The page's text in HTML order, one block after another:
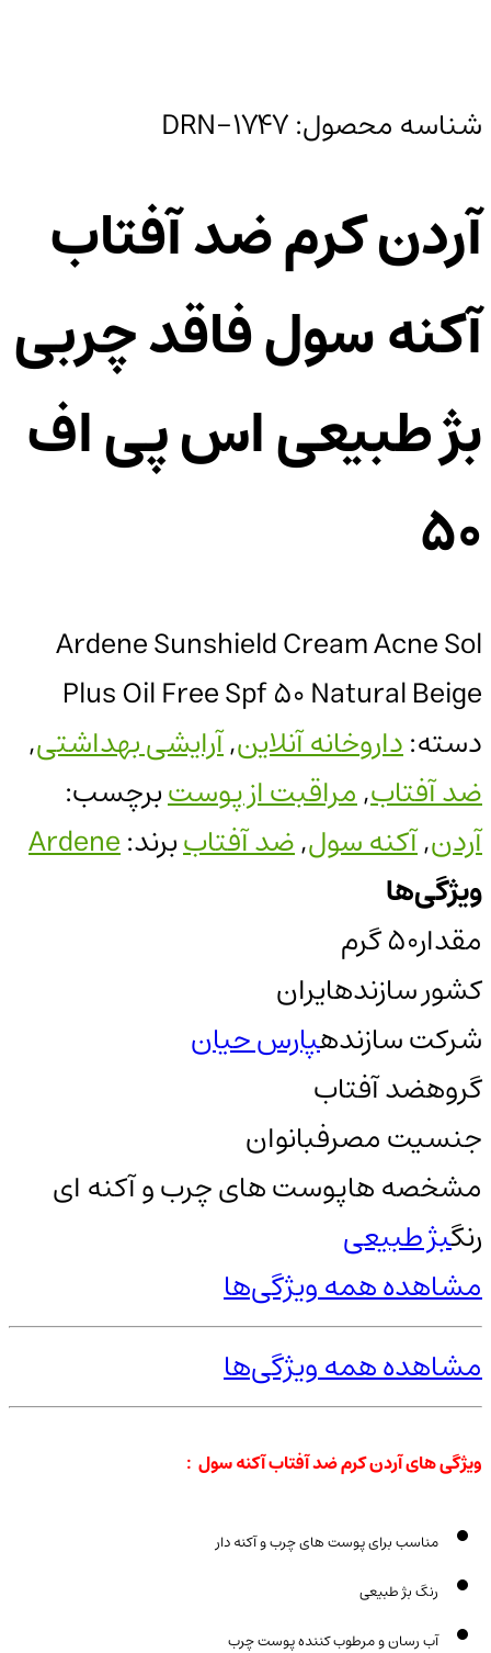
شناسه محصول:DRN-1747
آردن کرم ضد آفتاب
آکنه سول فاقد چربی
بژ طبیعی اس پی اف
50
Ardene Sunshield Cream Acne Sol
Plus Oil Free Spf 50 Natural Beige
دسته:داروخانه آنلاین,آرایشی بهداشتی,
ضد آفتاب,مراقبت از پوستبرچسب:
آردن,آکنه سول,ضد آفتاببرند:Ardene
ویژگی‌ها
مقدار50 گرم
کشور سازندهایران
شرکت سازندهپارس حیان
گروهضد آفتاب
جنسیت مصرفبانوان
مشخصه هاپوست های چرب و آکنه ای
رنگبژ طبیعی
مشاهده همه ویژگی‌ها
مشاهده همه ویژگی‌ها
ویژگی های آردن کرم ضد آفتاب آکنه سول :
مناسب برای پوست های چرب و آکنه دار
رنگ بژ طبیعی
آب رسان و مرطوب کننده پوست چرب